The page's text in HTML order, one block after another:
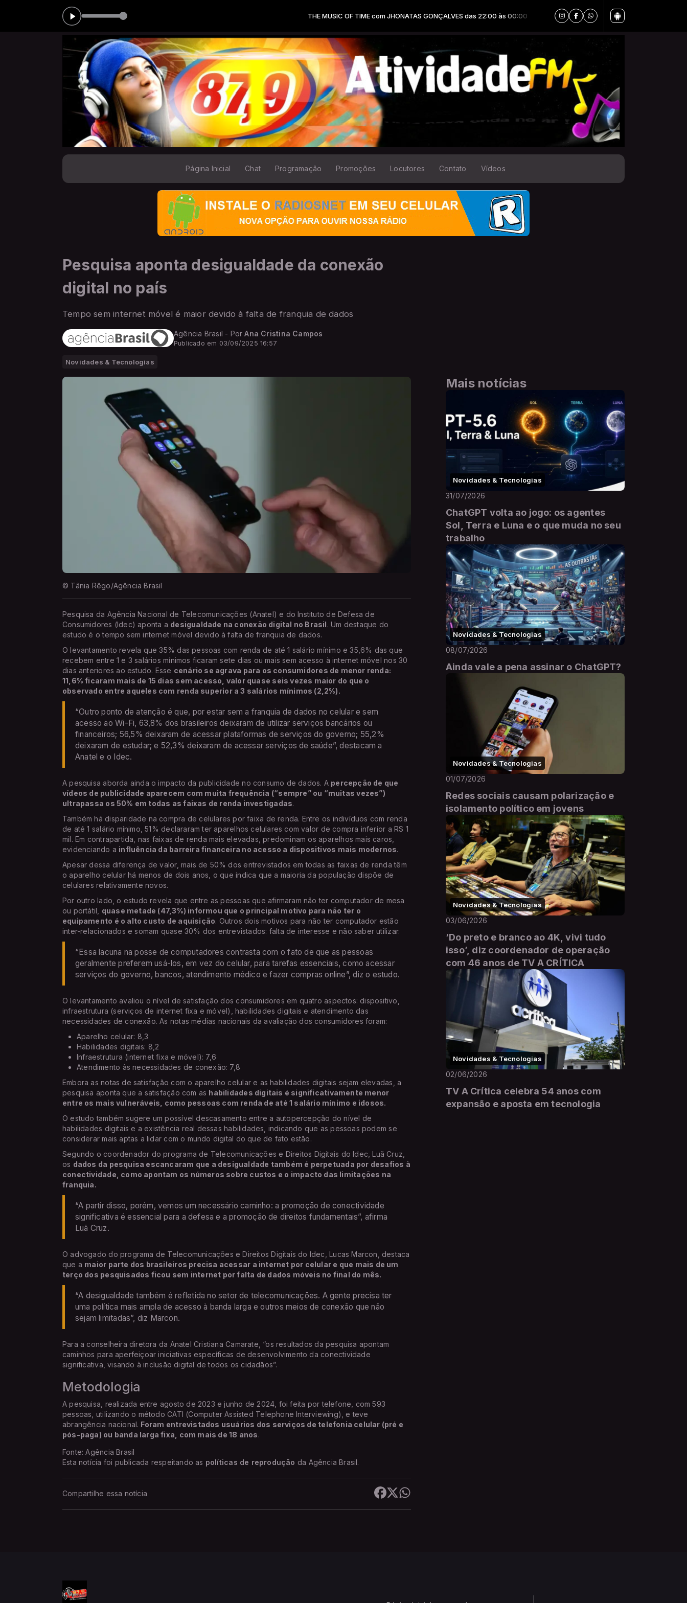
das 22:00 às 00:00 THE MUSIC OF TIME com JHONATAS GONÇALVES das 22:00 às 00:00
Página Inicial Chat Programação Promoções Locutores Contato Vídeos
Pesquisa aponta desigualdade da conexão
digital no país
Tempo sem internet móvel é maior devido à falta de franquia de dados
Agência Brasil - PorAna Cristina Campos
Publicado em 03/09/2025 16:57
Novidades & Tecnologias
© Tânia Rêgo/Agência Brasil
Pesquisa da Agência Nacional de Telecomunicações (Anatel) e do Instituto de Defesa de
Consumidores (Idec) aponta a desigualdade na conexão digital no Brasil. Um destaque do
estudo é o tempo sem internet móvel devido à falta de franquia de dados.
O levantamento revela que 35% das pessoas com renda de até 1 salário mínimo e 35,6% das que
recebem entre 1 e 3 salários mínimos ficaram sete dias ou mais sem acesso à internet móvel nos 30
dias anteriores ao estudo. Esse cenário se agrava para os consumidores de menor renda:
11,6% ficaram mais de 15 dias sem acesso, valor quase seis vezes maior do que o
observado entre aqueles com renda superior a 3 salários mínimos (2,2%).
“Outro ponto de atenção é que, por estar sem a franquia de dados no celular e sem
acesso ao Wi-Fi, 63,8% dos brasileiros deixaram de utilizar serviços bancários ou
financeiros; 56,5% deixaram de acessar plataformas de serviços do governo; 55,2%
deixaram de estudar; e 52,3% deixaram de acessar serviços de saúde”, destacam a
Anatel e o Idec.
A pesquisa aborda ainda o impacto da publicidade no consumo de dados. A percepção de que
vídeos de publicidade aparecem com muita frequência (“sempre” ou “muitas vezes”)
ultrapassa os 50% em todas as faixas de renda investigadas.
Também há disparidade na compra de celulares por faixa de renda. Entre os indivíduos com renda
de até 1 salário mínimo, 51% declararam ter aparelhos celulares com valor de compra inferior a RS 1
mil. Em contrapartida, nas faixas de renda mais elevadas, predominam os aparelhos mais caros,
evidenciando a influência da barreira financeira no acesso a dispositivos mais modernos.
Apesar dessa diferença de valor, mais de 50% dos entrevistados em todas as faixas de renda têm
o aparelho celular há menos de dois anos, o que indica que a maioria da população dispõe de
celulares relativamente novos.
Por outro lado, o estudo revela que entre as pessoas que afirmaram não ter computador de mesa
ou portátil, quase metade (47,3%) informou que o principal motivo para não ter o
equipamento é o alto custo de aquisição. Outros dois motivos para não ter computador estão
inter-relacionados e somam quase 30% dos entrevistados: falta de interesse e não saber utilizar.
“Essa lacuna na posse de computadores contrasta com o fato de que as pessoas
geralmente preferem usá-los, em vez do celular, para tarefas essenciais, como acessar
serviços do governo, bancos, atendimento médico e fazer compras online”, diz o estudo.
O levantamento avaliou o nível de satisfação dos consumidores em quatro aspectos: dispositivo,
infraestrutura (serviços de internet fixa e móvel), habilidades digitais e atendimento das
necessidades de conexão. As notas médias nacionais da avaliação dos consumidores foram:
Aparelho celular: 8,3
Habilidades digitais: 8,2
Infraestrutura (internet fixa e móvel): 7,6
Atendimento às necessidades de conexão: 7,8
Embora as notas de satisfação com o aparelho celular e as habilidades digitais sejam elevadas, a
pesquisa aponta que a satisfação com as habilidades digitais é significativamente menor
entre os mais vulneráveis, como pessoas com renda de até 1 salário mínimo e idosos.
O estudo também sugere um possível descasamento entre a autopercepção do nível de
habilidades digitais e a existência real dessas habilidades, indicando que as pessoas podem se
considerar mais aptas a lidar com o mundo digital do que de fato estão.
Segundo o coordenador do programa de Telecomunicações e Direitos Digitais do Idec, Luã Cruz,
os dados da pesquisa escancaram que a desigualdade também é perpetuada por desafios à
conectividade, como apontam os números sobre custos e o impacto das limitações na
franquia.
“A partir disso, porém, vemos um necessário caminho: a promoção de conectividade
significativa é essencial para a defesa e a promoção de direitos fundamentais”, afirma
Luã Cruz.
O advogado do programa de Telecomunicações e Direitos Digitais do Idec, Lucas Marcon, destaca
que a maior parte dos brasileiros precisa acessar a internet por celular e que mais de um
terço dos pesquisados ficou sem internet por falta de dados móveis no final do mês.
“A desigualdade também é refletida no setor de telecomunicações. A gente precisa ter
uma política mais ampla de acesso à banda larga e outros meios de conexão que não
sejam limitadas”, diz Marcon.
Para a conselheira diretora da Anatel Cristiana Camarate, “os resultados da pesquisa apontam
caminhos para aperfeiçoar iniciativas específicas de desenvolvimento da conectividade
significativa, visando à inclusão digital de todos os cidadãos”.
Metodologia
A pesquisa, realizada entre agosto de 2023 e junho de 2024, foi feita por telefone, com 593
pessoas, utilizando o método CATI (Computer Assisted Telephone Interviewing), e teve
abrangência nacional. Foram entrevistados usuários dos serviços de telefonia celular (pré e
pós-paga) ou banda larga fixa, com mais de 18 anos.
Fonte: Agência Brasil
Esta notícia foi publicada respeitando as políticas de reprodução da Agência Brasil.
Compartilhe essa notícia
Mais notícias
Novidades & Tecnologias
31/07/2026
ChatGPT volta ao jogo: os agentes
Sol, Terra e Luna e o que muda no seu
trabalho
Novidades & Tecnologias
08/07/2026
Ainda vale a pena assinar o ChatGPT?
Novidades & Tecnologias
01/07/2026
Redes sociais causam polarização e
isolamento político em jovens
Novidades & Tecnologias
03/06/2026
‘Do preto e branco ao 4K, vivi tudo
isso’, diz coordenador de operação
com 46 anos de TV A CRÍTICA
Novidades & Tecnologias
02/06/2026
TV A Crítica celebra 54 anos com
expansão e aposta em tecnologia